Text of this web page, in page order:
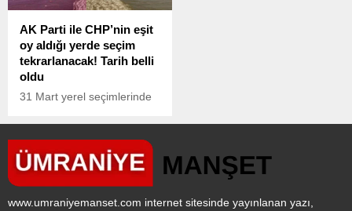
AK Parti ile CHP’nin eşit
oy aldığı yerde seçim
tekrarlanacak! Tarih belli
oldu
31 Mart yerel seçimlerinde
aldığı Ardahan’ın Çıldır
ilçesinde seçimler 2
Haziran’da yeniden
yapılacak.
www.umraniyemanset.com internet sitesinde yayınlanan yazı,